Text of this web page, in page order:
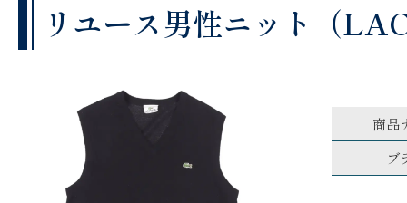
リユース男性ニット（
商品
ブ